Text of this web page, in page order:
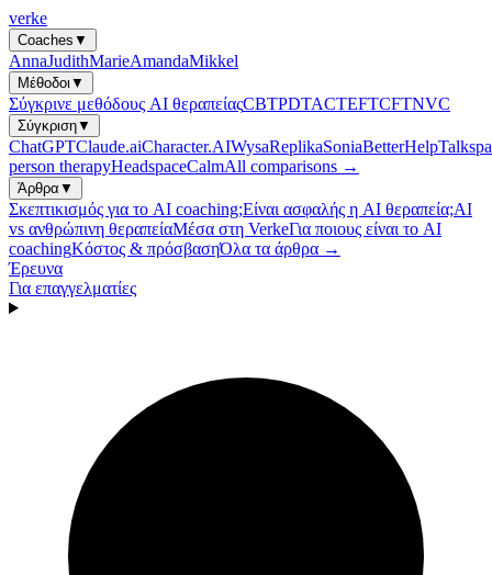
verke
Coaches ▼
AnnaJudithMarieAmandaMikkel
Μέθοδοι▼
Σύγκρινε μεθόδους AI θεραπείαςCBTPDTACTEFTCFTNVC
Σύγκριση▼
ChatGPTClaude.aiCharacter.AIWysaReplikaSoniaBetterHelp
person therapyHeadspaceCalmAll comparisons →
Άρθρα ▼
Σκεπτικισμός για το AI coaching;Είναι ασφαλής η AI θεραπεία;AI
vs ανθρώπινη θεραπείαΜέσα στη VerkeΓια ποιους είναι το AI
coachingΚόστος & πρόσβασηΌλα τα άρθρα →
Έρευνα
Για επαγγελματίες